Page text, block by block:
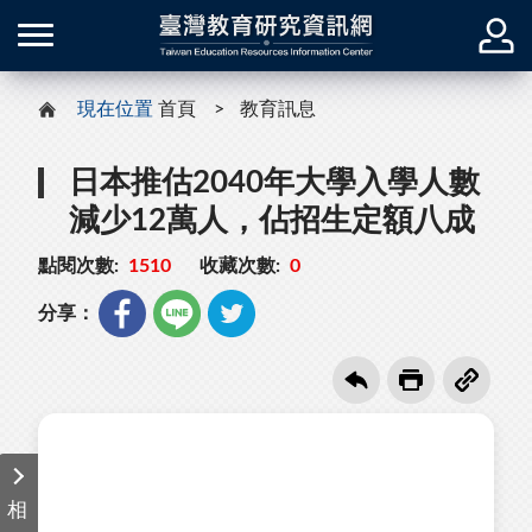
現在位置 首頁 教育訊息
日本推估2040年大學入學人數
減少12萬人，佔招生定額八成
點閱次數: 1510 收藏次數: 0
分享：
相